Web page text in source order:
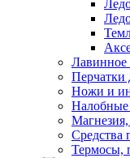
Лавинное
Перчатки
Ножи и
Средства
Термосы,